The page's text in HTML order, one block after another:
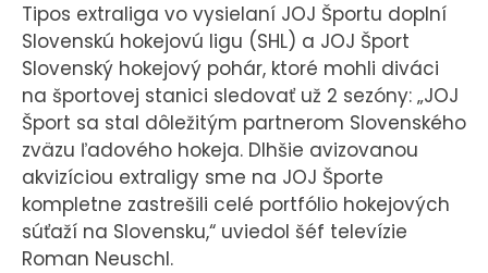
Tipos extraliga vo vysielaní JOJ Športu doplní
Slovenskú hokejovú ligu (SHL) a JOJ Šport
Slovenský hokejový pohár, ktoré mohli diváci
na športovej stanici sledovať už 2 sezóny: „JOJ
Šport sa stal dôležitým partnerom Slovenského
zväzu ľadového hokeja. Dlhšie avizovanou
akvizíciou extraligy sme na JOJ Športe
kompletne zastrešili celé portfólio hokejových
súťaží na Slovensku,“ uviedol šéf televízie
Roman Neuschl.